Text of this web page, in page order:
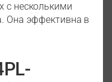
с несколькими
Она эффективна в